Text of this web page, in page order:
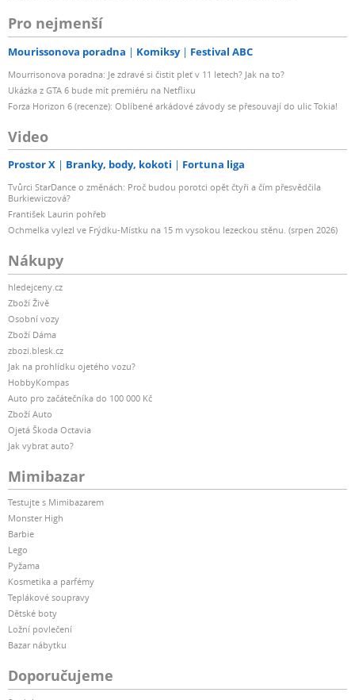
Pro nejmenší
Mourissonova poradna Komiksy Festival ABC
Mourrisonova poradna: Je zdravé si čistit pleť v 11 letech? Jak na to?
Ukázka z GTA 6 bude mít premiéru na Netflixu
Forza Horizon 6 (recenze): Oblíbené arkádové závody se přesouvají do ulic Tokia!
Video
Prostor X Branky, body, kokoti Fortuna liga
Tvůrci StarDance o změnách: Proč budou porotci opět čtyři a čím přesvědčila
Burkiewiczová?
František Laurin pohřeb
Ochmelka vylezl ve Frýdku-Místku na 15 m vysokou lezeckou stěnu. (srpen 2026)
Nákupy
hledejceny.cz
Zboží Živě
Osobní vozy
Zboží Dáma
zbozi.blesk.cz
Jak na prohlídku ojetého vozu?
HobbyKompas
Auto pro začátečníka do 100 000 Kč
Zboží Auto
Ojetá Škoda Octavia
Jak vybrat auto?
Mimibazar
Testujte s Mimibazarem
Monster High
Barbie
Lego
Pyžama
Kosmetika a parfémy
Teplákové soupravy
Dětské boty
Ložní povlečení
Bazar nábytku
Doporučujeme